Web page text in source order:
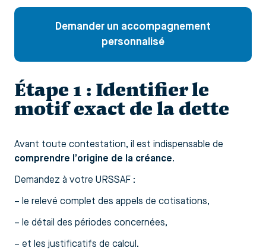
Demander un accompagnement
personnalisé
Étape 1 : Identifier le
motif exact de la dette
Avant toute contestation, il est indispensable de
comprendre l’origine de la créance.
Demandez à votre URSSAF :
– le relevé complet des appels de cotisations,
– le détail des périodes concernées,
– et les justificatifs de calcul.